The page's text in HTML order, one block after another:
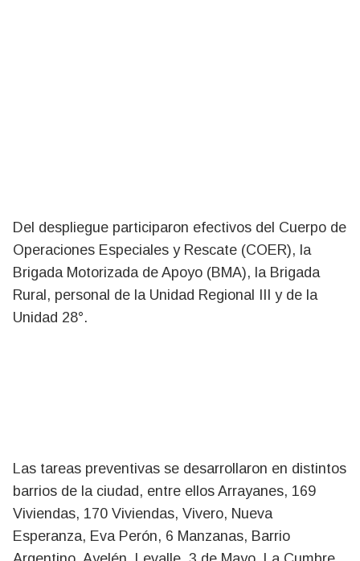
Del despliegue participaron efectivos del Cuerpo de
Operaciones Especiales y Rescate (COER), la
Brigada Motorizada de Apoyo (BMA), la Brigada
Rural, personal de la Unidad Regional III y de la
Unidad 28°.
Las tareas preventivas se desarrollaron en distintos
barrios de la ciudad, entre ellos Arrayanes, 169
Viviendas, 170 Viviendas, Vivero, Nueva
Esperanza, Eva Perón, 6 Manzanas, Barrio